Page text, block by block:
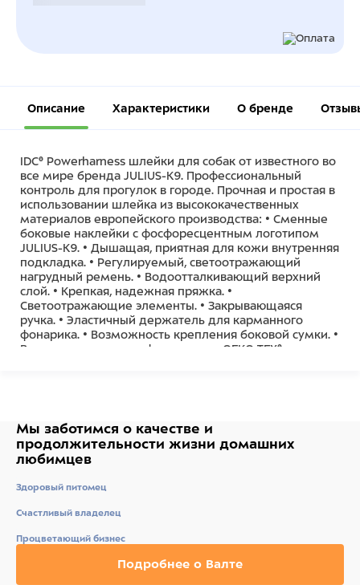
Описание Характеристики О бренде
IDC® Powerharness шлейки для собак от известного во
все мире бренда JULIUS-K9. Профессиональный
контроль для прогулок в городе. Прочная и простая в
использовании шлейка из высококачественных
материалов европейского производства: • Сменные
боковые наклейки с фосфоресцентным логотипом
JULIUS-K9. • Дышащая, приятная для кожи внутренняя
подкладка. • Регулируемый, светоотражающий
нагрудный ремень. • Водоотталкивающий верхний
слой. • Крепкая, надежная пряжка. •
Светоотражающие элементы. • Закрывающаяся
ручка. • Эластичный держатель для карманного
фонарика. • Возможность крепления боковой сумки. •
Все материалы сертифицированы OEKO-TEX® для
Мы заботимся о качестве и
продолжительности жизни домашних
любимцев
Здоровый питомец
Счастливый владелец
Процветающий бизнес
Подробнее о Валте